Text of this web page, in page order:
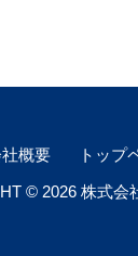
概要 トップ
© 2026 株式会